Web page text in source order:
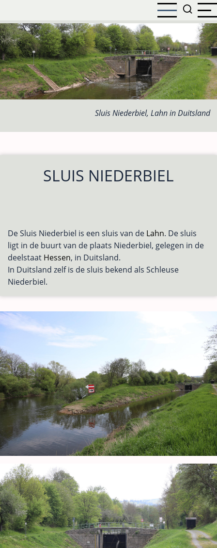
naar
de
inhoud
gaan
Sluis Niederbiel, Lahn in Duitsland
SLUIS NIEDERBIEL
De Sluis Niederbiel is een sluis van de Lahn. De sluis
ligt in de buurt van de plaats Niederbiel, gelegen in de
deelstaat Hessen, in Duitsland.
In Duitsland zelf is de sluis bekend als Schleuse
Niederbiel.